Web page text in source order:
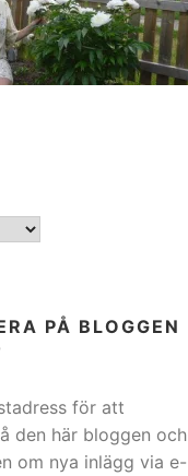
PÅ BLOGGEN
för att
den här bloggen och
om nya inlägg via e-